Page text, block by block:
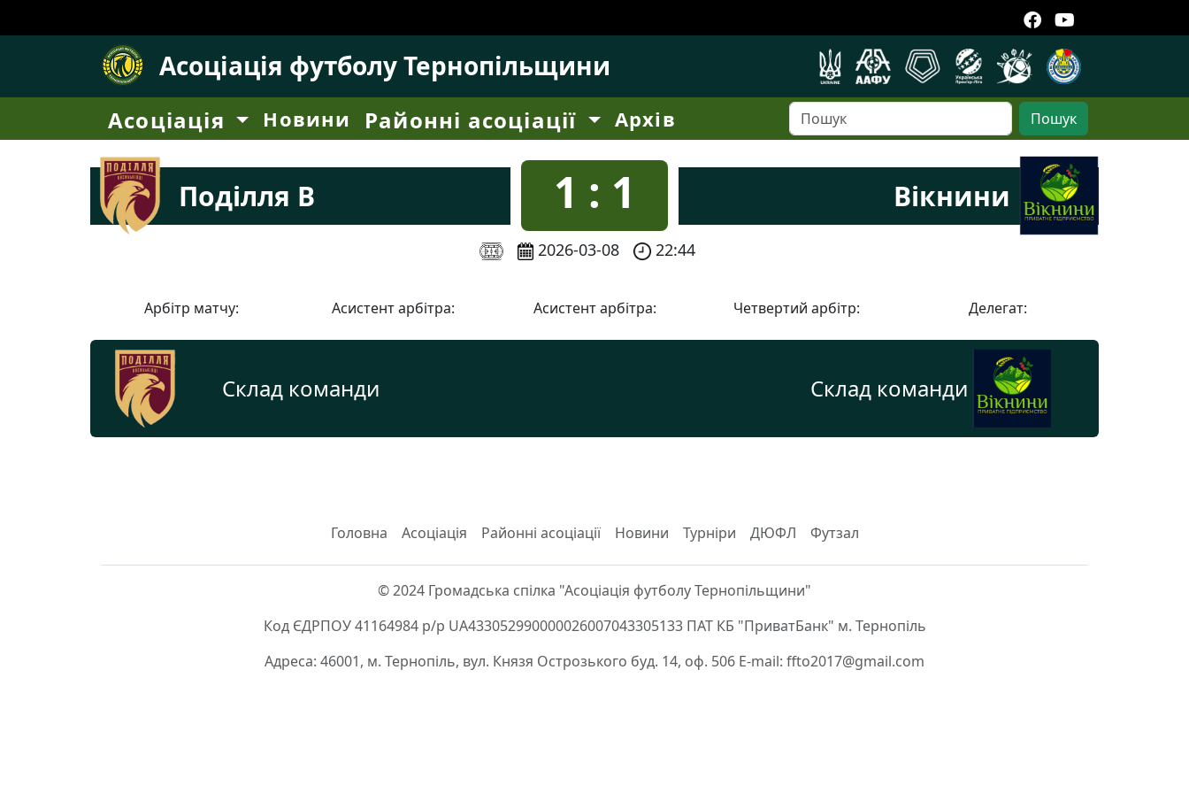
Асоціація футболу Тернопільщини
Асоціація Новини Районні асоціації Архів Пошук
Поділля В 1 : 1 Вікнини
2026-03-08 22:44
Арбітр матчу: Асистент арбітра: Асистент арбітра: Четвертий арбітр: Делегат:
Склад команди Склад команди
Головна Асоціація Районні асоціації Новини Турніри ДЮФЛ Футзал
© 2024 Громадська спілка "Асоціація футболу Тернопільщини"
Код ЄДРПОУ 41164984 р/р UA433052990000026007043305133 ПАТ КБ "ПриватБанк" м. Тернопіль
Адреса: 46001, м. Тернопіль, вул. Князя Острозького буд. 14, оф. 506 E-mail: ffto2017@gmail.com